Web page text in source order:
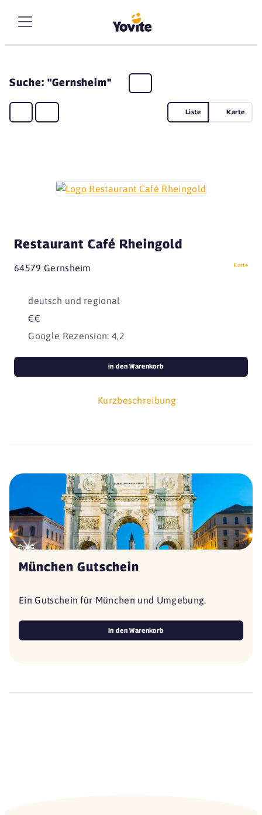
Suche: "Gernsheim"
Liste Karte
Restaurant Café Rheingold
64579 Gernsheim Karte
deutsch und regional
€€
Google Rezension: 4,2
Kurzbeschreibung
in den Warenkorb
München Gutschein
Ein Gutschein für München und Umgebung.
In den Warenkorb